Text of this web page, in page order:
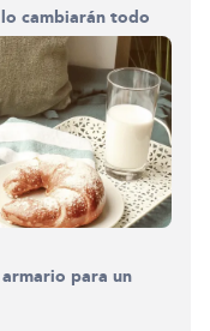
cambiarán todo
para un